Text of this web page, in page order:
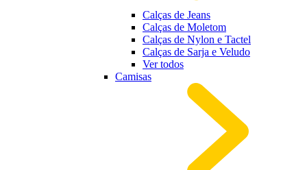
Calças de Jeans
Calças de Moletom
Calças de Nylon e Tactel
Calças de Sarja e Veludo
Ver todos
Camisas